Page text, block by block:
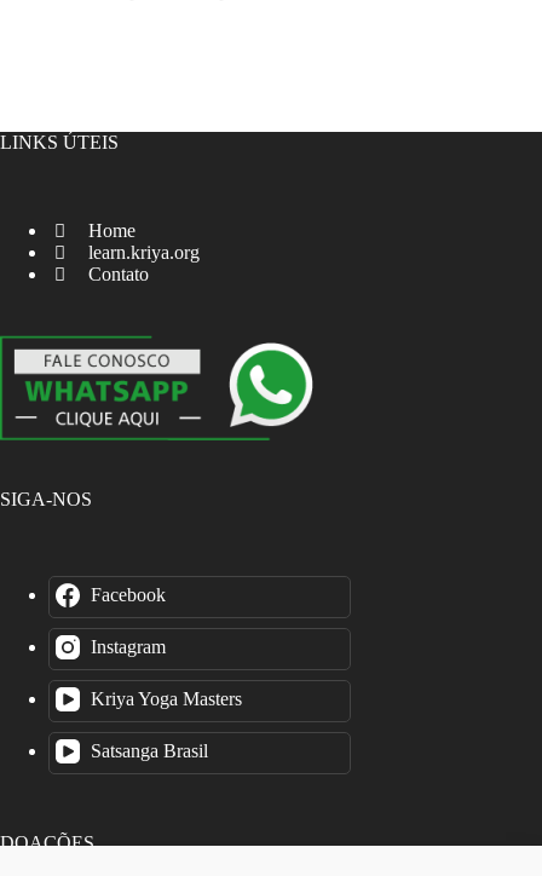
LINKS ÚTEIS
Home
learn.kriya.org
Contato
SIGA-NOS
Facebook
Instagram
Kriya Yoga Masters
Satsanga Brasil
DOAÇÕES